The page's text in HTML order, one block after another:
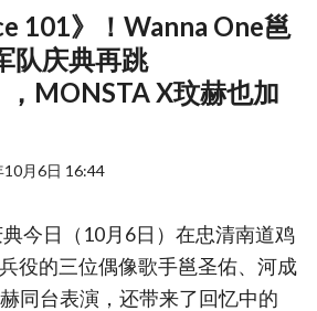
101》！Wanna One邕
队庆典再跳
，MONSTA X玟赫也加
10月6日 16:44
今日（10月6日）在忠清南道鸡
役的三位偶像歌手邕圣佑、河成
同台表演，还带来了回忆中的